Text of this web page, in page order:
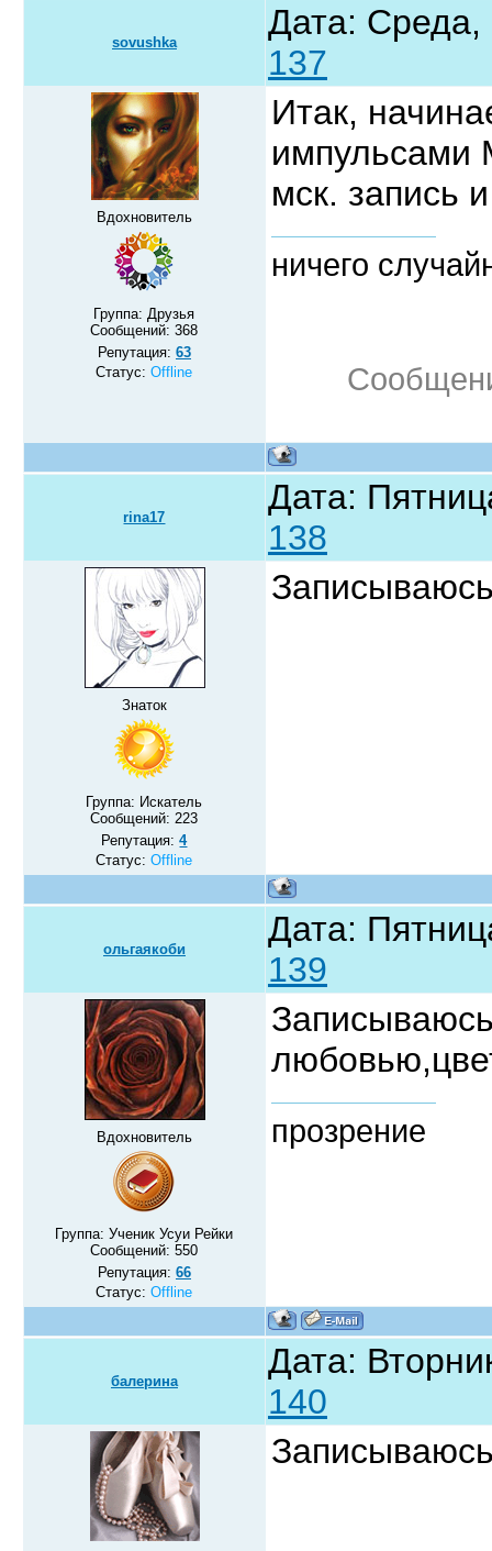
sovushka
Дата:
137
Вдохновитель
Группа: Друзья
Сообщений:368
Репутация: 63
Статус:Offline
Итак,
импульсами
мск. запись
ничего
rina17
Дата:
138
Знаток
Группа: Искатель
Сообщений: 223
Репутация:4
Статус:Offline
ольгаякоби
Дата:
139
Вдохновитель
Группа: Ученик Усуи Рейки
Сообщений:550
Репутация: 66
Статус:Offline
прозрение
балерина
Дата:
140